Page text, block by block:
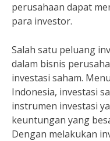
perusahaan dapat
para investor.
Salah satu peluang
dalam bisnis
investasi saham.
Indonesia, investasi
instrumen investasi
keuntungan yang
Dengan melakukan